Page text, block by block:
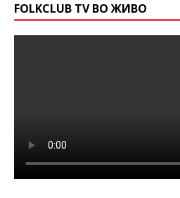
FOLKCLUB TV ВО ЖИВО